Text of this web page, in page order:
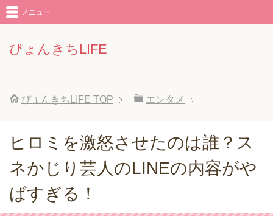
ぴょんきちLIFE
メニュー
ぴょんきちLIFE TOP エンタメ
ヒロミを激怒させたのは誰？ス
ネかじり芸人のLINEの内容がや
ばすぎる！